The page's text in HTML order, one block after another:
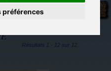
préférences
Activités
détente et jeux
Objets déco et
Résultats 1 - 12 sur 12.